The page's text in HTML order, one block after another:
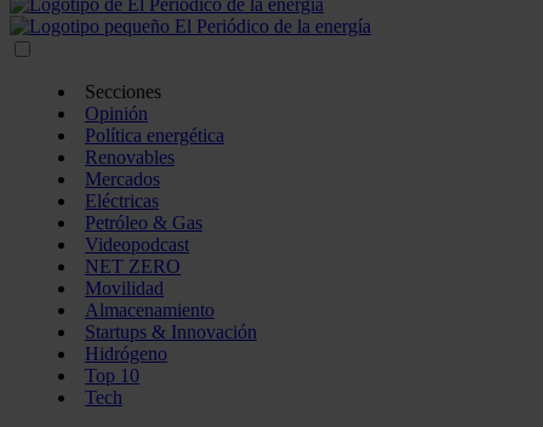
Secciones
Opinión
Política energética
Renovables
Mercados
Eléctricas
Petróleo & Gas
Videopodcast
NET ZERO
Movilidad
Almacenamiento
Startups & Innovación
Hidrógeno
Top 10
Tech